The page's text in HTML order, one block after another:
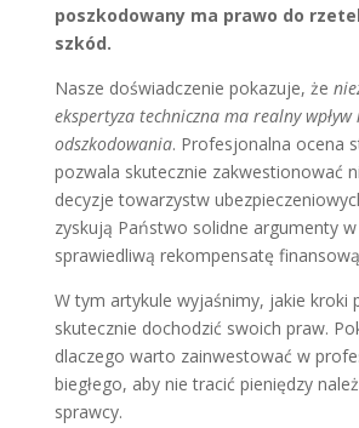
poszkodowany ma prawo do
szkód.
Nasze doświadczenie pokazuje, że
ekspertyza techniczna ma realny wpływ
odszkodowania. Profesjonalna ocena
pozwala skutecznie zakwestionować
decyzje towarzystw
zyskują Państwo solidne argumenty
sprawiedliwą rekompensatę
W tym artykule wyjaśnimy, jakie kroki
skutecznie dochodzić swoich praw.
dlaczego warto zainwestować w
biegłego, aby nie tracić pieniędzy
sprawcy.